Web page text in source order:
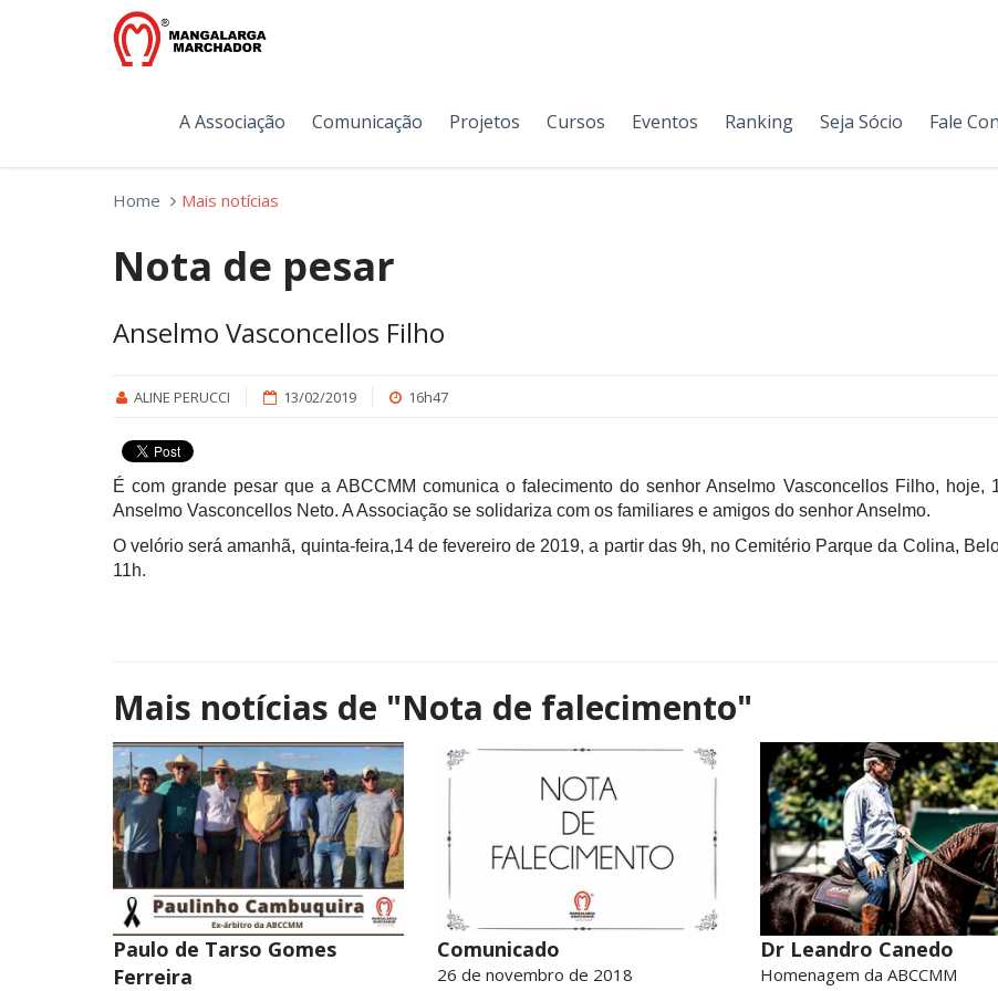
A Associação Comunicação Projetos Cursos Eventos Ranking Seja Sócio Fale
Home Mais notícias
Nota de pesar
Anselmo Vasconcellos Filho
ALINE PERUCCI 13/02/2019 16h47
É com grande pesar que a ABCCMM comunica o falecimento do senhor Anselmo Vasconcellos Filho,
Anselmo Vasconcellos Neto. A Associação se solidariza com os familiares e amigos do senhor Anselmo.
O velório será amanhã, quinta-feira,14 de fevereiro de 2019, a partir das 9h, no Cemitério Parque da Colina,
11h.
Mais notícias de "Nota de falecimento"
Paulo de Tarso Gomes
Ferreira
Comunicado
26 de novembro de 2018
Dr Leandro Canedo
Homenagem da ABCCMM